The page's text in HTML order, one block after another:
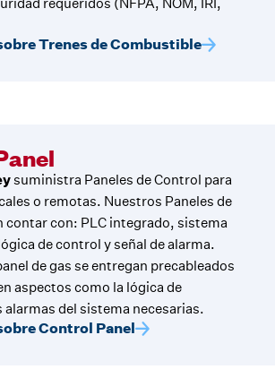
Trenes de Combustible
suministra Paneles de Control para
o remotas. Nuestros Paneles de
contar con: PLC integrado, sistema
de control y señal de alarma.
de gas se entregan precableados
aspectos como la lógica de
alarmas del sistema necesarias.
Control Panel